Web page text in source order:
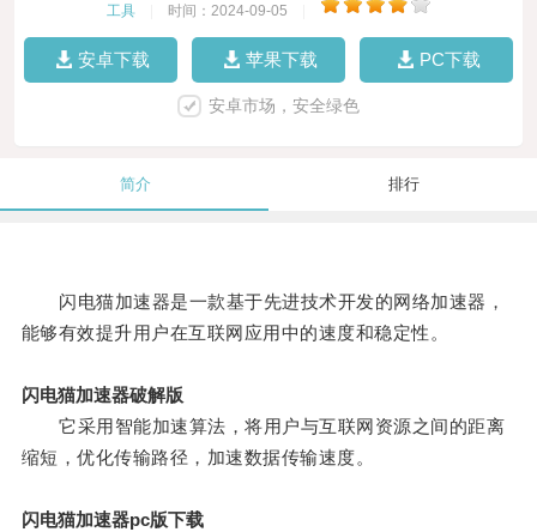
工具 时间：2024-09-05
安卓下载 苹果下载 PC下载
安卓市场，安全绿色
简介 排行
闪电猫加速器是一款基于先进技术开发的网络加速器，
能够有效提升用户在互联网应用中的速度和稳定性。
闪电猫加速器破解版
它采用智能加速算法，将用户与互联网资源之间的距离
缩短，优化传输路径，加速数据传输速度。
闪电猫加速器pc版下载